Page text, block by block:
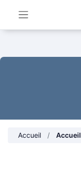
Accueil Accueil